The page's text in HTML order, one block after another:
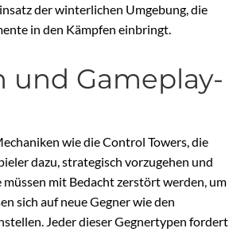
der winterlichen Umgebung, die
in den Kämpfen einbringt.
und Gameplay-
wie die Control Towers, die
dazu, strategisch vorzugehen und
mit Bedacht zerstört werden, um
sich auf neue Gegner wie den
Jeder dieser Gegnertypen fordert